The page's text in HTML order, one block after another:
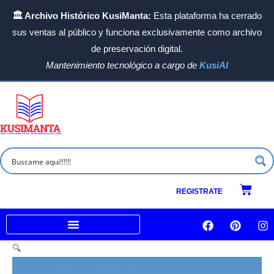
🏛️ Archivo Histórico KusiManta: Esta plataforma ha cerrado
sus ventas al público y funciona exclusivamente como archivo
de preservación digital.
Mantenimiento tecnológico a cargo de KusiAI
REGISTRATE
F
a
c
P
i
n
I
n
s
🔍